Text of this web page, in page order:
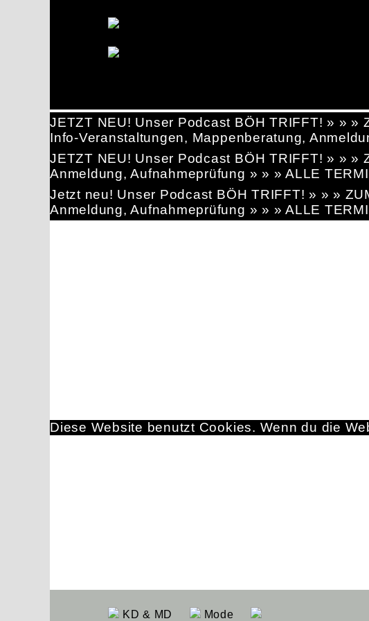
JETZT NEU! Unser Podcast BÖH TRIFFT! » » »
Info-Veranstaltungen, Mappenberatung,
JETZT NEU! Unser Podcast BÖH TRIFFT! » » »
Anmeldung, Aufnahmeprüfung » » » ALLE
Jetzt neu! Unser Podcast BÖH TRIFFT! » » »
Anmeldung, Aufnahmeprüfung » » » ALLE
KD & MD Mode
Diese Website benutzt Cookies. Wenn du die